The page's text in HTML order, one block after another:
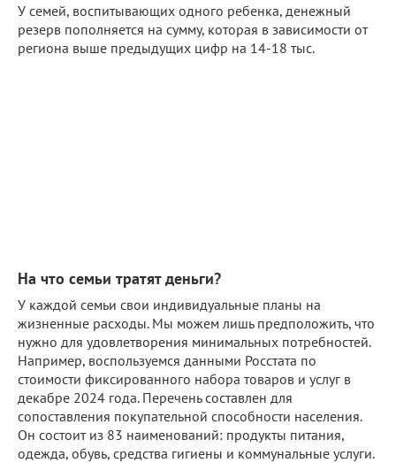
У семей, воспитывающих одного ребенка, денежный
резерв пополняется на сумму, которая в зависимости от
региона выше предыдущих цифр на 14-18 тыс.
На что семьи тратят деньги?
У каждой семьи свои индивидуальные планы на
жизненные расходы. Мы можем лишь предположить, что
нужно для удовлетворения минимальных потребностей.
Например, воспользуемся данными Росстата по
стоимости фиксированного набора товаров и услуг в
декабре 2024 года. Перечень составлен для
сопоставления покупательной способности населения.
Он состоит из 83 наименований: продукты питания,
одежда, обувь, средства гигиены и коммунальные услуги.